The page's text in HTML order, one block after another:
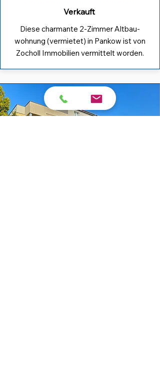
Verkauft
Diese charmante 2-Zimmer Altbau-
wohnung (vermietet) in Pankow ist von
Zocholl Immobilien vermittelt worden.